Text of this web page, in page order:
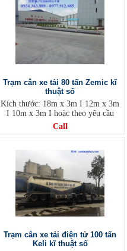
Trạm cân xe tải 80 tấn Zemic kĩ
thuật số
Kích thước: 18m x 3m I 12m x 3m
I 10m x 3m I hoặc theo yêu cầu
Call
Trạm cân xe tải điện tử 100 tấn
Keli kĩ thuật số